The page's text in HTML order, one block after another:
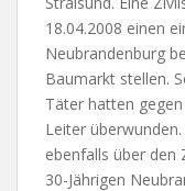
18.04.2008 einen
Neubrandenburg
Baumarkt stellen.
Täter hatten
Leiter
ebenfalls über den
30-Jährigen